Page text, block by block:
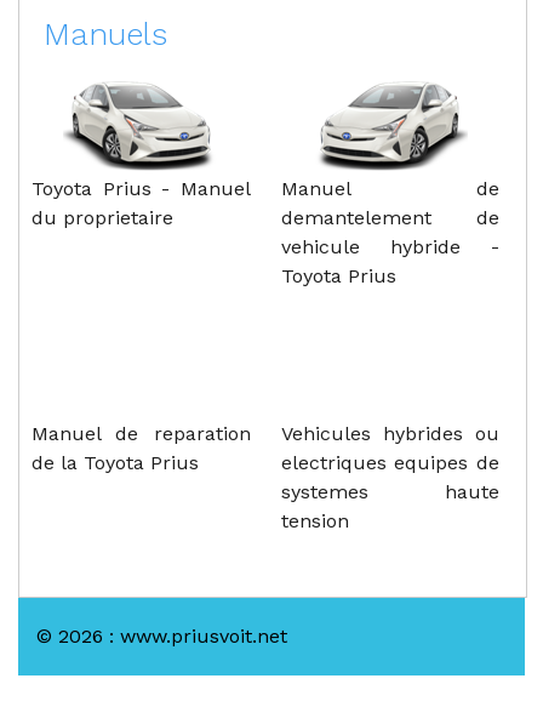
Manuels
Toyota Prius - Manuel
du proprietaire
Manuel de
demantelement de
vehicule hybride -
Toyota Prius
Manuel de reparation
de la Toyota Prius
Vehicules hybrides ou
electriques equipes de
systemes haute
tension
© 2026 : www.priusvoit.net